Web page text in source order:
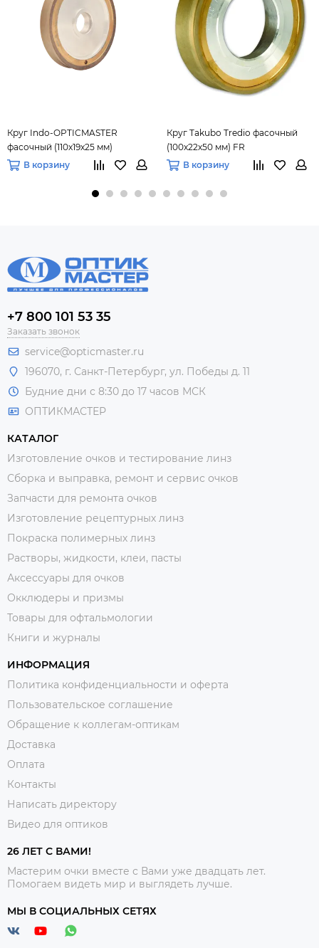
Круг Indo-OPTICMASTER
фасочный (110х19х25 мм)
В корзину
Круг Takubo Tredio фасочный
(100х22х50 мм) FR
В корзину
+7 800 101 53 35
Заказать звонок
service@opticmaster.ru
196070, г. Санкт-Петербург, ул. Победы д. 11
Будние дни с 8:30 до 17 часов МСК
ОПТИКМАСТЕР
КАТАЛОГ
Изготовление очков и тестирование линз
Сборка и выправка, ремонт и сервис очков
Запчасти для ремонта очков
Изготовление рецептурных линз
Покраска полимерных линз
Растворы, жидкости, клеи, пасты
Аксессуары для очков
Окклюдеры и призмы
Товары для офтальмологии
Книги и журналы
ИНФОРМАЦИЯ
Политика конфиденциальности и оферта
Пользовательское соглашение
Обращение к коллегам-оптикам
Доставка
Оплата
Контакты
Написать директору
Видео для оптиков
26 ЛЕТ С ВАМИ!
Мастерим очки вместе с Вами уже двадцать лет.
Помогаем видеть мир и выглядеть лучше.
МЫ В СОЦИАЛЬНЫХ СЕТЯХ